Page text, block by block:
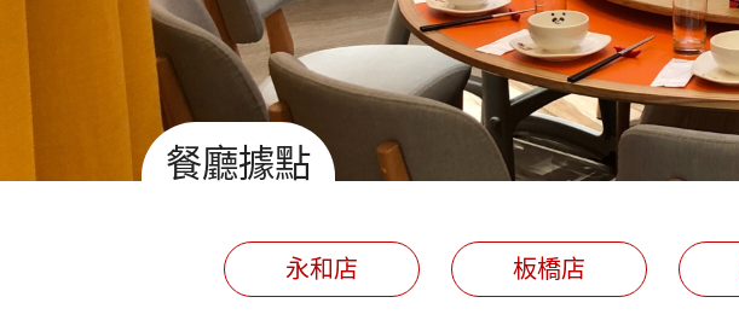
餐廳據點
永和店 板橋店